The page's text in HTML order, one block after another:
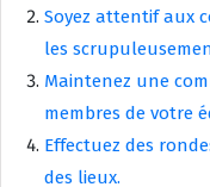
Soyez attentif aux
les
Maintenez une
membres de votre
Effectuez des
des lieux.